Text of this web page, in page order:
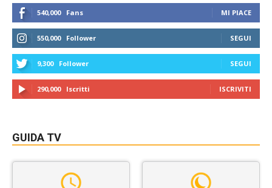
540,000 Fans MI PIACE
550,000 Follower SEGUI
9,300 Follower SEGUI
290,000 Iscritti ISCRIVITI
GUIDA TV